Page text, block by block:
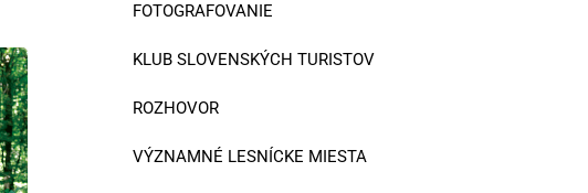
FOTOGRAFOVANIE
KLUB SLOVENSKÝCH TURISTOV
ROZHOVOR
VÝZNAMNÉ LESNÍCKE MIESTA